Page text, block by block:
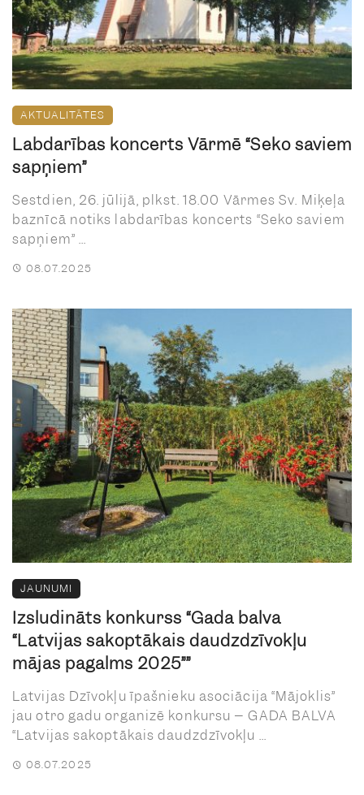
AKTUALITĀTES
Labdarības koncerts Vārmē “Seko saviem
sapņiem”
Sestdien, 26. jūlijā, plkst. 18.00 Vārmes Sv. Miķeļa
baznīcā notiks labdarības koncerts “Seko saviem
sapņiem” ...
08.07.2025
JAUNUMI
Izsludināts konkurss “Gada balva
“Latvijas sakoptākais daudzdzīvokļu
mājas pagalms 2025””
Latvijas Dzīvokļu īpašnieku asociācija “Mājoklis”
jau otro gadu organizē konkursu – GADA BALVA
“Latvijas sakoptākais daudzdzīvokļu ...
08.07.2025